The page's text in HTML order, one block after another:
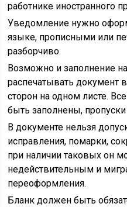
работнике иностранного
Уведомление нужно
языке, прописными или
разборчиво.
Возможно и заполнение
распечатывать документ
сторон на одном листе.
быть заполнены,
В документе нельзя
исправления, помарки,
при наличии таковых он
недействительным и
переоформления.
Бланк должен быть